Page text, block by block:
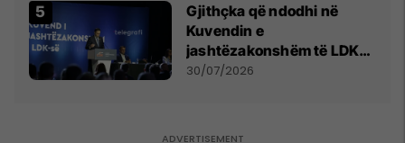
Gjithçka që ndodhi në
Kuvendin e
jashtëzakonshëm të LDK-
së
30/07/2026